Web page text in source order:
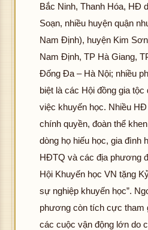
Bắc Ninh, Thanh Hóa, HĐ
Soạn, nhiều huyện quận
Nam Định), huyện Kim
Nam Định, TP Hà Giang,
Đống Đa – Hà Nội; nhiều
biệt là các Hội đồng gia tộc
việc khuyến học. Nhiều
chính quyền, đoàn thể
dòng họ hiếu học, gia đình
HĐTQ và các địa phương
Hội Khuyến học VN tặng
sự nghiệp khuyến học”.
phương còn tích cực tham
các cuộc vận động lớn do